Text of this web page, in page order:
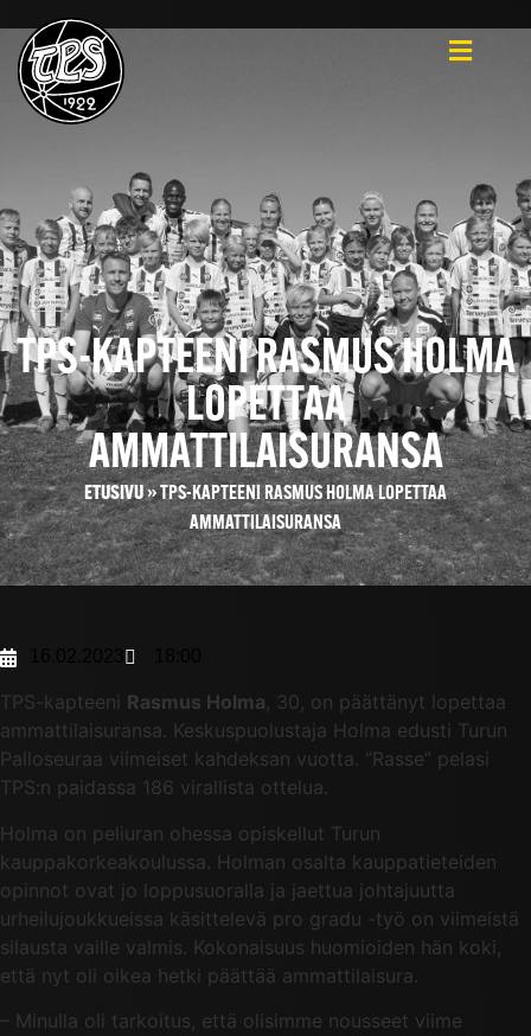
TPS-KAPTEENI RASMUS HOLMA
LOPETTAA
AMMATTILAISURANSA
ETUSIVU»TPS-KAPTEENI RASMUS HOLMA LOPETTAA
AMMATTILAISURANSA
TPS-kapteeni Rasmus Holma, 30, on päättänyt lopettaa
ammattilaisuransa. Keskuspuolustaja Holma edusti Turun
Palloseuraa viimeiset kahdeksan vuotta. ”Rasse” pelasi
TPS:n paidassa 186 virallista ottelua.
Holma on peliuran ohessa opiskellut Turun
kauppakorkeakoulussa. Holman osalta kauppatieteiden
opinnot ovat jo loppusuoralla ja jaettua johtajuutta
urheilujoukkueissa käsittelevä pro gradu -työ on viimeistä
silausta vaille valmis. Kokonaisuus huomioiden hän koki,
että nyt oli oikea hetki päättää ammattilaisura.
– Minulla oli tarkoitus, että olisimme nousseet viime